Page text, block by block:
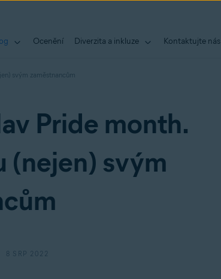
Ocenění Diverzita a inkluze Kontaktujte nás
svým zaměstnancům
Pride month.
(nejen) svým
8 SRP 2022